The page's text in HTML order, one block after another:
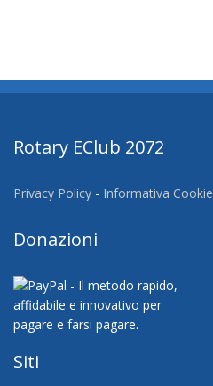
Rotary EClub 2072
Privacy Policy - Informativa Cookie
Donazioni
Siti